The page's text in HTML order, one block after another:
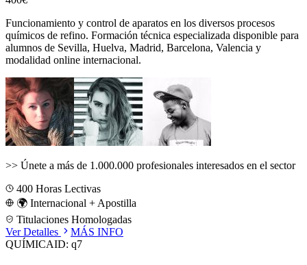
Funcionamiento y control de aparatos en los diversos procesos
químicos de refino. Formación técnica especializada disponible para
alumnos de Sevilla, Huelva, Madrid, Barcelona, Valencia y
modalidad online internacional.
>> Únete a más de 1.000.000 profesionales interesados en el sector
400 Horas Lectivas
🌍 Internacional + Apostilla
Titulaciones Homologadas
Ver Detalles
MÁS INFO
QUÍMICAID: q7